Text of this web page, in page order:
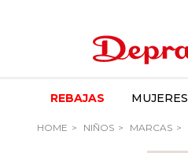
REBAJAS MUJERES
HOME NIÑOS MARCAS